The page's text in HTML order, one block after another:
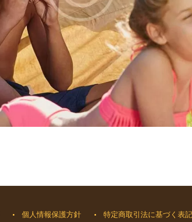
個人情報保護方針 特定商取引法に基づく表記